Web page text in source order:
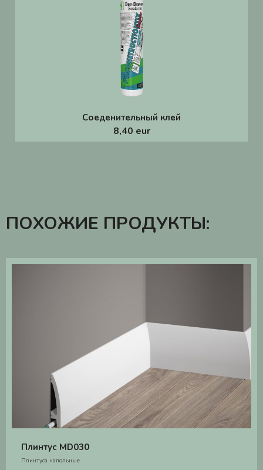
Соеденительный клей
8,40 eur
ПОХОЖИЕ ПРОДУКТЫ:
Плинтус MD030
Плинтуса напольные